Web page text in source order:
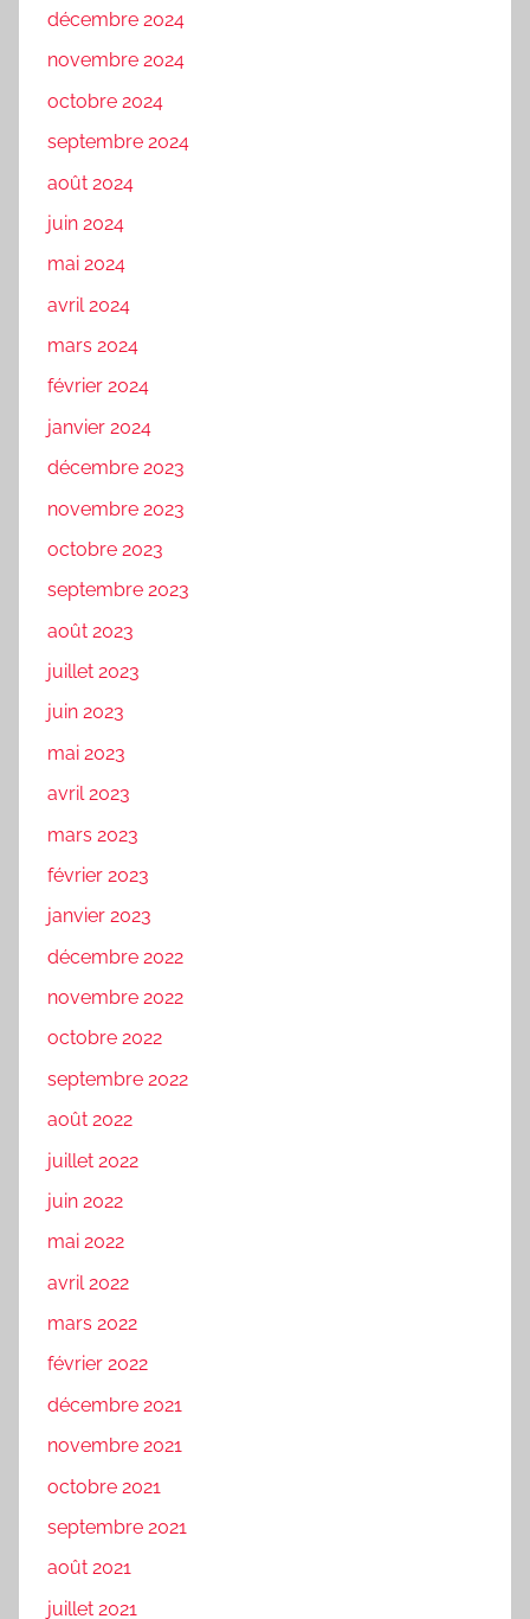
décembre 2024
novembre 2024
octobre 2024
septembre 2024
août 2024
juin 2024
mai 2024
avril 2024
mars 2024
février 2024
janvier 2024
décembre 2023
novembre 2023
octobre 2023
septembre 2023
août 2023
juillet 2023
juin 2023
mai 2023
avril 2023
mars 2023
février 2023
janvier 2023
décembre 2022
novembre 2022
octobre 2022
septembre 2022
août 2022
juillet 2022
juin 2022
mai 2022
avril 2022
mars 2022
février 2022
décembre 2021
novembre 2021
octobre 2021
septembre 2021
août 2021
juillet 2021